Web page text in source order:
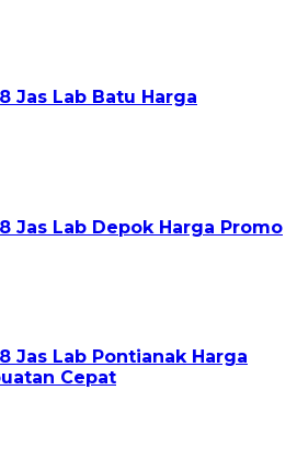
Jas Lab Batu Harga
Jas Lab Depok Harga Promo
Jas Lab Pontianak Harga
Cepat